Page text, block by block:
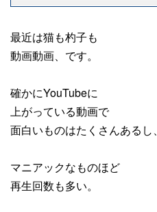
最近は猫も杓子も
動画動画、です。
確かにYouTubeに
上がっている動画で
面白いものはたくさんあるし、
マニアックなものほど
再生回数も多い。